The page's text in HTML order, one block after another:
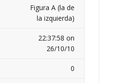
Figura A (la de
la izquierda)
22:37:58 on
26/10/10
0